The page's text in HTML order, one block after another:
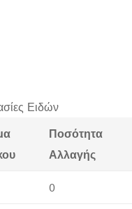
Ειδών
Ποσότητα
Αλλαγής
0